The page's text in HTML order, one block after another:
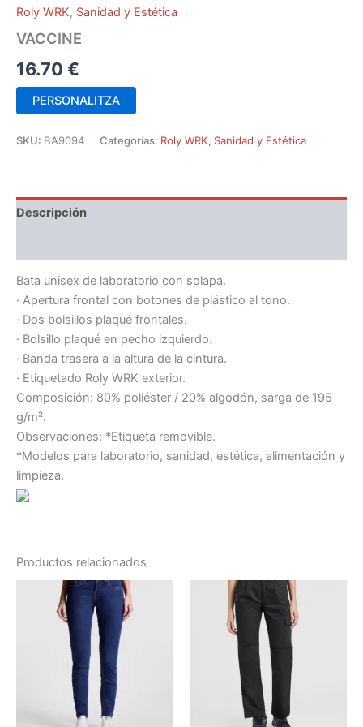
Roly WRK, Sanidad y Estética
VACCINE
16.70 €
PERSONALITZA
SKU: BA9094 Categorías: Roly WRK, Sanidad y Estética
Descripción
Bata unisex de laboratorio con solapa.
· Apertura frontal con botones de plástico al tono.
· Dos bolsillos plaqué frontales.
· Bolsillo plaqué en pecho izquierdo.
· Banda trasera a la altura de la cintura.
· Etiquetado Roly WRK exterior.
Composición: 80% poliéster / 20% algodón, sarga de 195
g/m².
Observaciones: *Etiqueta removible.
*Modelos para laboratorio, sanidad, estética, alimentación y
limpieza.
Productos relacionados
Este
producto
tiene
múltiples
variantes.
Las
Este
producto
tiene
múltiples
variantes.
Las